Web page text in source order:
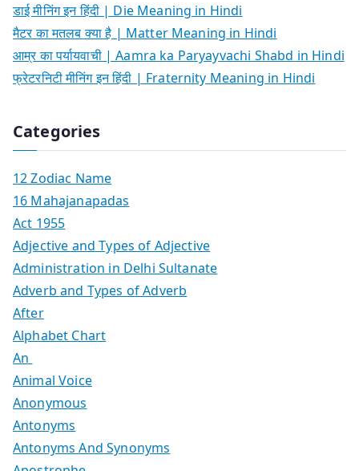
डाई मीनिंग इन हिंदी | Die Meaning in Hindi
मैटर का मतलब क्या है | Matter Meaning in Hindi
आम्र का पर्यायवाची | Aamra ka Paryayvachi Shabd in Hindi
फ्रेटरनिटी मीनिंग इन हिंदी | Fraternity Meaning in Hindi
Categories
12 Zodiac Name
16 Mahajanapadas
Act 1955
Adjective and Types of Adjective
Administration in Delhi Sultanate
Adverb and Types of Adverb
After
Alphabet Chart
An
Animal Voice
Anonymous
Antonyms
Antonyms And Synonyms